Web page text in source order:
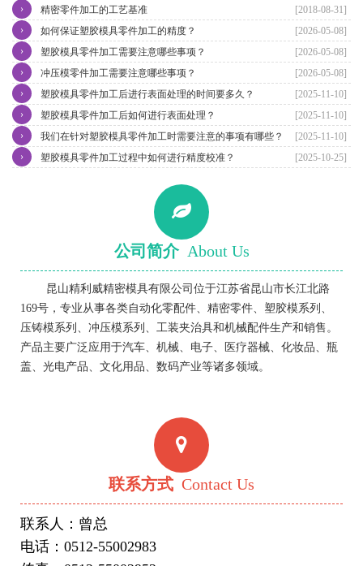
[2018-08-31]
精密零件加工的工艺基准
›
[2026-05-08]
如何保证塑胶模具零件加工的精度？
›
[2026-05-08]
塑胶模具零件加工需要注意哪些事项？
›
[2026-05-08]
冲压模零件加工需要注意哪些事项？
›
[2025-11-10]
塑胶模具零件加工后进行表面处理的时间要多久？
›
[2025-11-10]
塑胶模具零件加工后如何进行表面处理？
›
[2025-11-10]
我们在针对塑胶模具零件加工时需要注意的事项有哪些？
›
[2025-10-25]
塑胶模具零件加工过程中如何进行精度校准？
›
公司简介 About Us
昆山精利威精密模具有限公司位于江苏省昆山市长江北路
169号，专业从事各类自动化零配件、精密零件、塑胶模系列、
压铸模系列、冲压模系列、工装夹治具和机械配件生产和销售。
产品主要广泛应用于汽车、机械、电子、医疗器械、化妆品、瓶
盖、光电产品、文化用品、数码产业等诸多领域。
联系方式 Contact Us
联系人：曾总
电话：0512-55002983